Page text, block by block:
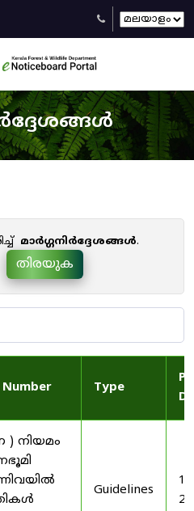
മാർഗ്ഗനിർദ്ദേശങ്ങൾ.
തിരയുക
Type
നിയമം
Guidelines